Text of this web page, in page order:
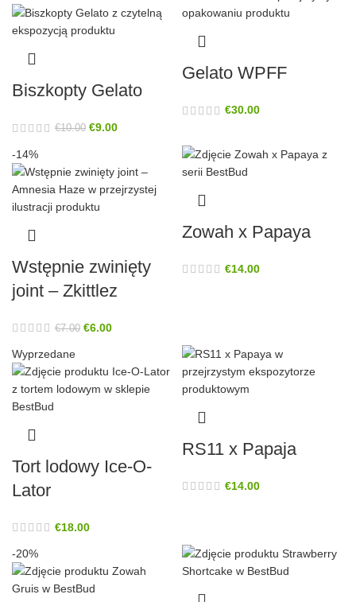
Biszkopty Gelato
€10.00 €9.00
Gelato WPFF
€30.00
-14%
Wstępnie zwinięty
joint – Zkittlez
€7.00 €6.00
Zowah x Papaya
€14.00
Wyprzedane
Tort lodowy Ice-O-
Lator
€18.00
RS11 x Papaja
€14.00
-20%